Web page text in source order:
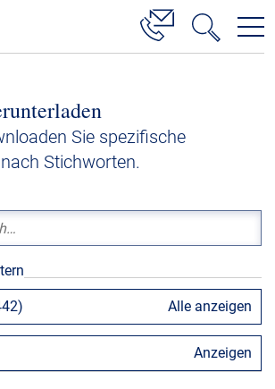
Sie spezifische
Stichworten.
Alle anzeigen
Anzeigen